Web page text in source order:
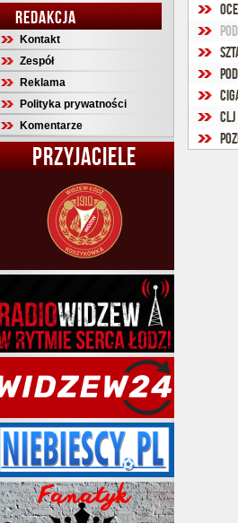
REDAKCJA
Kontakt
Zespół
Reklama
Polityka prywatności
Komentarze
PRZYJACIELE